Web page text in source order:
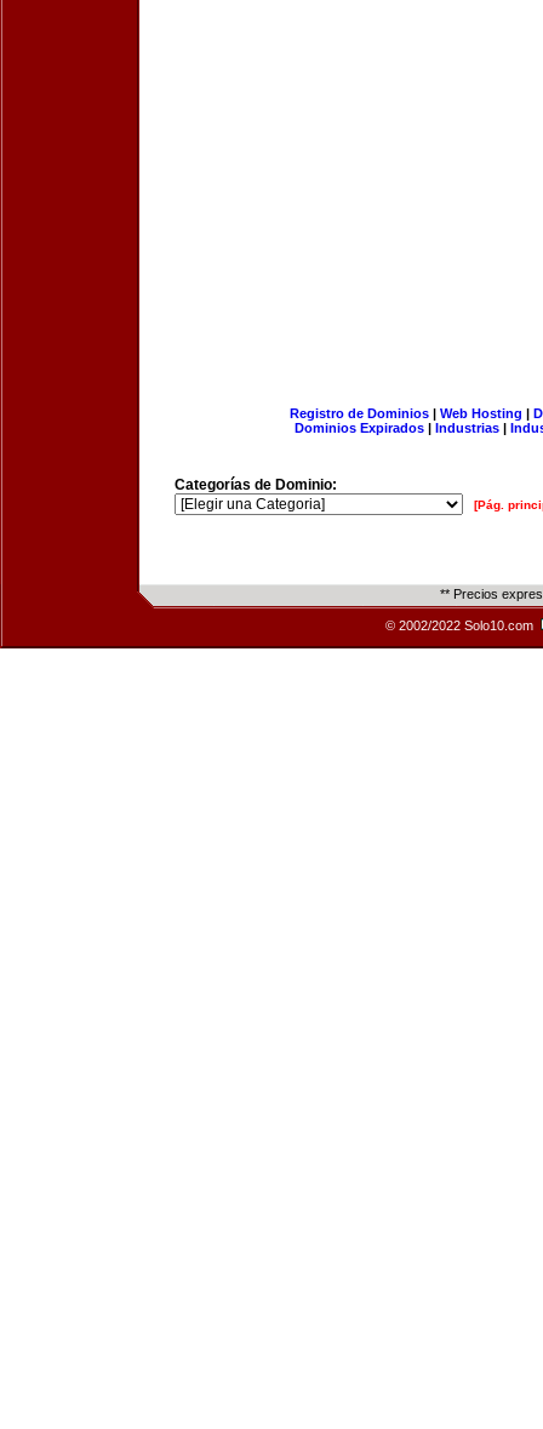
Registro de Dominios| Web Hosting |
Dominios Expirados | Industrias |
Categorías de Dominio:
[Pág.
** Precios
© 2002/2022 Solo10.com